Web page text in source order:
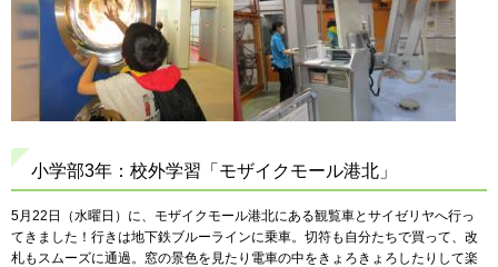
小学部3年：校外学習「モザイクモール港北」
5月22日（水曜日）に、モザイクモール港北にある観覧車とサイゼリヤへ行っ
てきました！行きは地下鉄ブルーラインに乗車。切符も自分たちで買って、改
札もスムーズに通過。窓の景色を見たり電車の中をきょろきょろしたりして楽